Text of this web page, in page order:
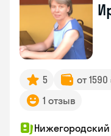
5 от
1 отзыв